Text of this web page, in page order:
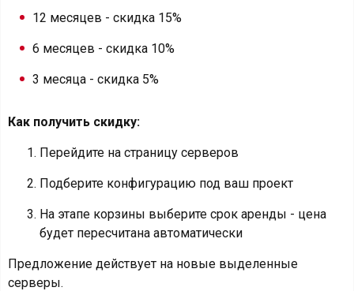
12 месяцев - скидка 15%
6 месяцев - скидка 10%
3 месяца - скидка 5%
Как получить скидку:
Перейдите на страницу серверов
Подберите конфигурацию под ваш проект
На этапе корзины выберите срок аренды - цена
будет пересчитана автоматически
Предложение действует на новые выделенные
серверы.